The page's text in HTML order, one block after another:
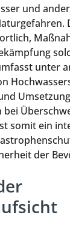
und
unter
somit ein
der